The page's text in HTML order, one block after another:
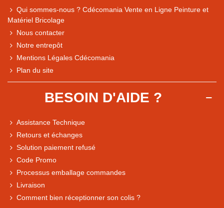
Comparaison des performances du magasin
Qui sommes-nous ? Cdécomania Vente en Ligne Peinture et
Matériel Bricolage
Nous contacter
Notre entrepôt
Mentions Légales Cdécomania
Plan du site
BESOIN D'AIDE ?
Assistance Technique
Retours et échanges
Solution paiement refusé
Code Promo
Processus emballage commandes
Livraison
Comment bien réceptionner son colis ?